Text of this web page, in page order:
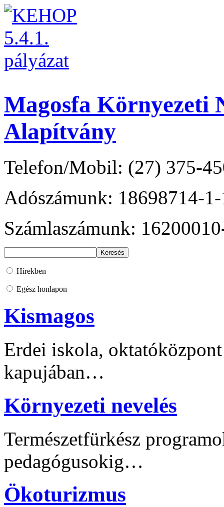
Magosfa Környezeti
Alapítvány
Telefon/Mobil: (27) 375-
Adószámunk: 18698714-
Számlaszámunk:
Hírekben
Egész honlapon
Kismagos
Erdei iskola,
kapujában…
Környezeti nevelés
Természetfürkész
pedagógusokig…
Ökoturizmus